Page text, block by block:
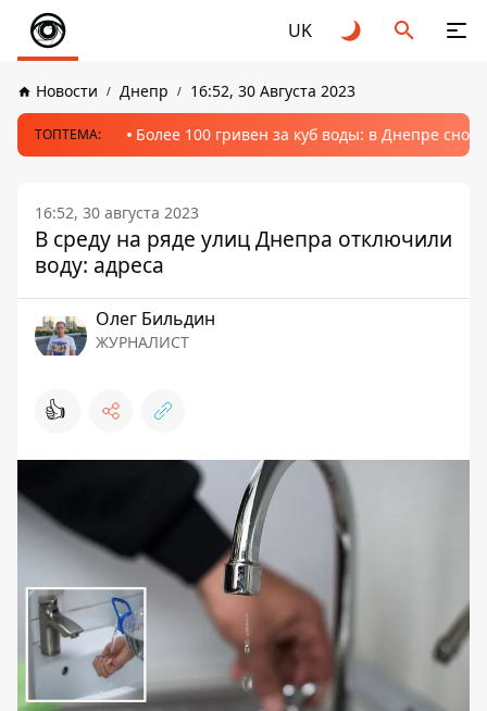
UK
Новости Днепр 16:52, 30 Августа 2023
ТОПТЕМА: Более 100 гривен за куб воды: в Днепре
16:52, 30 августа 2023
В среду на ряде улиц Днепра отключили
воду: адреса
Олег Бильдин
ЖУРНАЛИСТ
👍